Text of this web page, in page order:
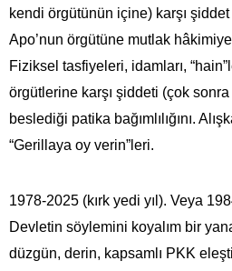
kendi örgütünün içine) karşı
Apo’nun örgütüne mutlak
Fiziksel tasfiyeleri, idamları,
örgütlerine karşı şiddeti (çok
beslediği patika bağımlılığını.
“Gerillaya oy verin”leri.
1978-2025 (kırk yedi yıl). Veya
Devletin söylemini koyalım bir
düzgün, derin, kapsamlı PKK